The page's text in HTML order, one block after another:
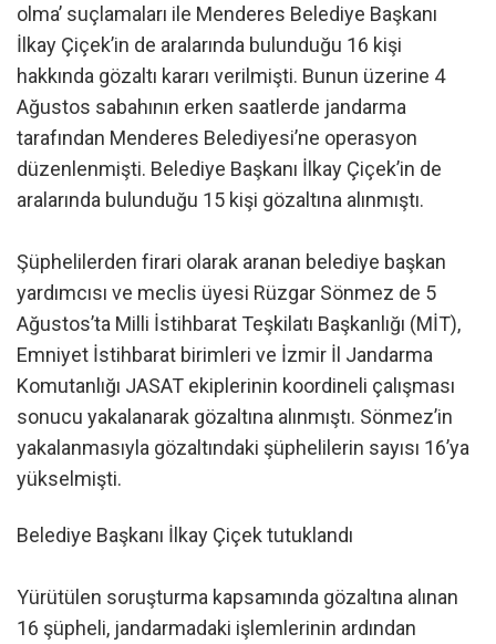
olma’ suçlamaları ile Menderes Belediye Başkanı
İlkay Çiçek’in de aralarında bulunduğu 16 kişi
hakkında gözaltı kararı verilmişti. Bunun üzerine 4
Ağustos sabahının erken saatlerde jandarma
tarafından Menderes Belediyesi’ne operasyon
düzenlenmişti. Belediye Başkanı İlkay Çiçek’in de
aralarında bulunduğu 15 kişi gözaltına alınmıştı.
Şüphelilerden firari olarak aranan belediye başkan
yardımcısı ve meclis üyesi Rüzgar Sönmez de 5
Ağustos’ta Milli İstihbarat Teşkilatı Başkanlığı (MİT),
Emniyet İstihbarat birimleri ve İzmir İl Jandarma
Komutanlığı JASAT ekiplerinin koordineli çalışması
sonucu yakalanarak gözaltına alınmıştı. Sönmez’in
yakalanmasıyla gözaltındaki şüphelilerin sayısı 16’ya
yükselmişti.
Belediye Başkanı İlkay Çiçek tutuklandı
Yürütülen soruşturma kapsamında gözaltına alınan
16 şüpheli, jandarmadaki işlemlerinin ardından